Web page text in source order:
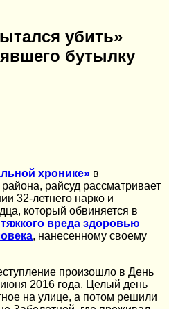
убить»
бутылку
хронике» в
райсуд рассматривает
32-летнего нарко и
который обвиняется в
тяжкого вреда здоровью
, нанесенному своему
произошло в День
2016 года. Целый день
на улице, а потом решили